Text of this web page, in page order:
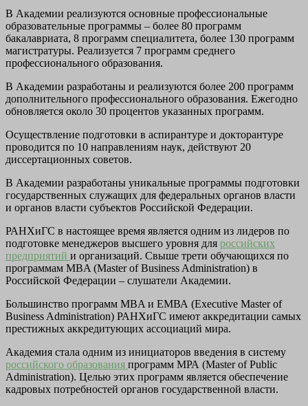
В Академии реализуются основные профессиональные
образовательные программы – более 80 программ
бакалавриата, 8 программ специалитета, более 130 программ
магистратуры. Реализуется 7 программ среднего
профессионального образования.
В Академии разработаны и реализуются более 200 программ
дополнительного профессионального образования. Ежегодно
обновляется около 30 процентов указанных программ.
Осуществление подготовки в аспирантуре и докторантуре
проводится по 10 направлениям наук, действуют 20
диссертационных советов.
В Академии разработаны уникальные программы подготовки
государственных служащих для федеральных органов власти
и органов власти субъектов Российской Федерации.
РАНХиГС в настоящее время является одним из лидеров по
подготовке менеджеров высшего уровня для российских
предприятий и организаций. Свыше трети обучающихся по
программам MBA (Master of Business Administration) в
Российской Федерации – слушатели Академии.
Большинство программ MBA и ЕМВА (Executive Master of
Business Administration) РАНХиГС имеют аккредитации самых
престижных аккредитующих ассоциаций мира.
Академия стала одним из инициаторов введения в систему
российского образования программ МРА (Master of Public
Administration). Целью этих программ является обеспечение
кадровых потребностей органов государственной власти.